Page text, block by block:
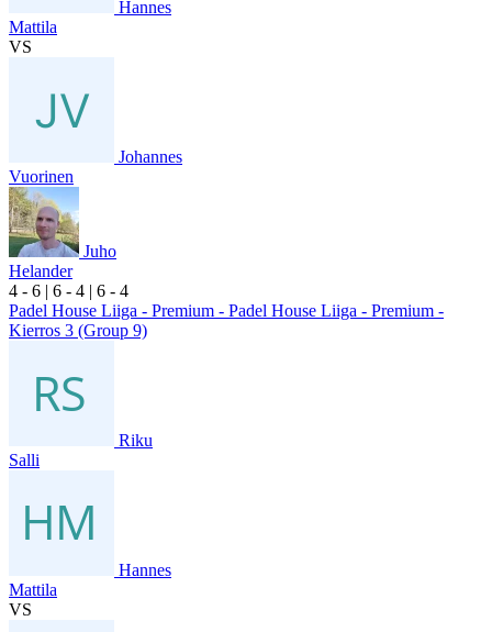
Hannes
Mattila
VS
Johannes
Vuorinen
Juho
Helander
4 - 6 | 6 - 4 | 6 - 4
Padel House Liiga - Premium - Padel House Liiga - Premium -
Kierros 3 (Group 9)
Riku
Salli
Hannes
Mattila
VS